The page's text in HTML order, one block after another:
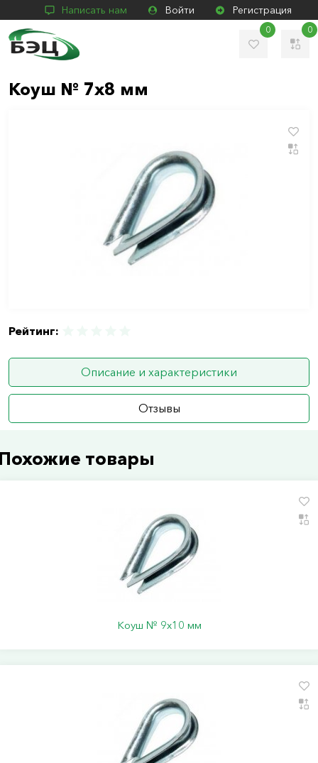
Написать нам Войти Регистрация
0 0
Коуш № 7х8 мм
Рейтинг:
Описание и характеристики
Отзывы
товары
Коуш № 9х10 мм